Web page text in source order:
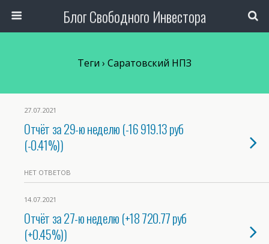
Блог Свободного Инвестора
Теги › Саратовский НПЗ
27.07.2021
Отчёт за 29-ю неделю (-16 919.13 руб
(-0.41%))
НЕТ ОТВЕТОВ
14.07.2021
Отчёт за 27-ю неделю (+18 720.77 руб
(+0.45%))